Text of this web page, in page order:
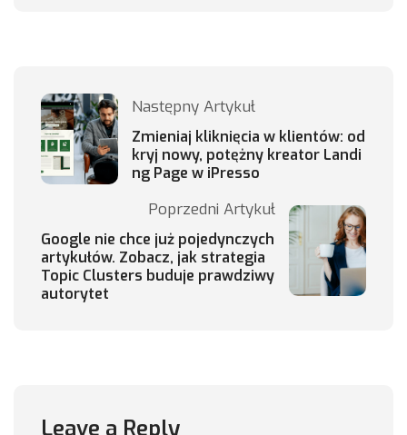
Następny Artykuł
Zmieniaj kliknięcia w klientów: od
kryj nowy, potężny kreator Landi
ng Page w iPresso
Poprzedni Artykuł
Google nie chce już pojedynczych
artykułów. Zobacz, jak strategia
Topic Clusters buduje prawdziwy
autorytet
Leave a Reply